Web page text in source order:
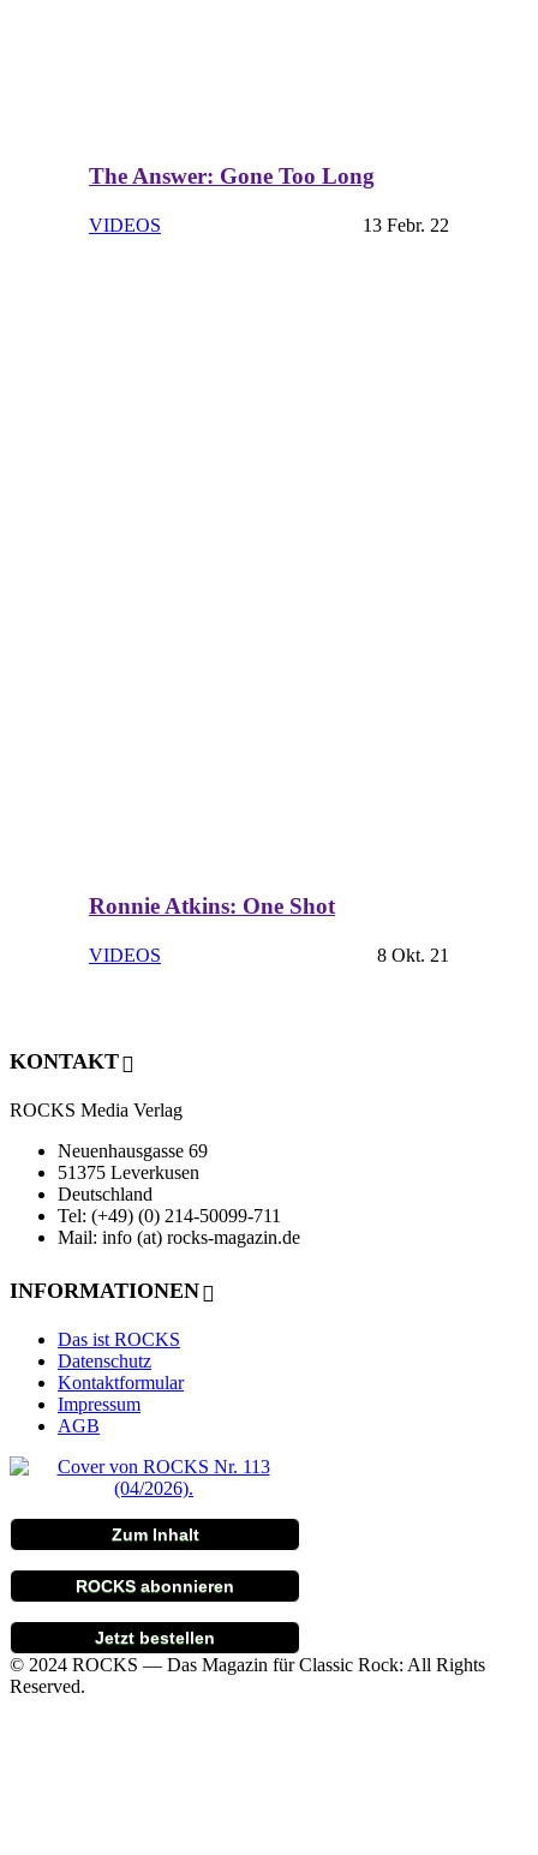
The Answer: Gone Too Long
VIDEOS 13 Febr. 22
Ronnie Atkins: One Shot
VIDEOS 8 Okt. 21
KONTAKT
ROCKS Media Verlag
Neuenhausgasse 69
51375 Leverkusen
Deutschland
Tel: (+49) (0) 214-50099-711
Mail: info (at) rocks-magazin.de
INFORMATIONEN
Das ist ROCKS
Datenschutz
Kontaktformular
Impressum
AGB
Zum Inhalt
ROCKS abonnieren
Jetzt bestellen
© 2024 ROCKS — Das Magazin für Classic Rock: All Rights
Reserved.